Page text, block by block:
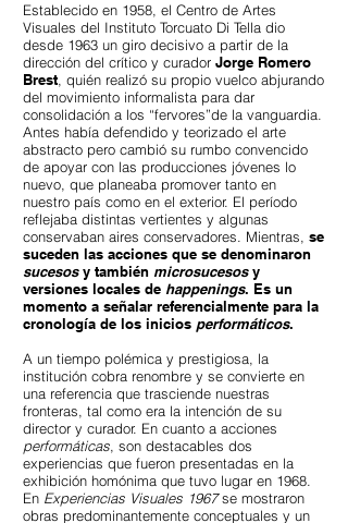
Establecido en 1958, el Centro de Artes
Visuales del Instituto Torcuato Di Tella dio
desde 1963 un giro decisivo a partir de la
dirección del crítico y curador Jorge Romero
Brest, quién realizó su propio vuelco abjurando
del movimiento informalista para dar
consolidación a los “fervores”de la vanguardia.
Antes había defendido y teorizado el arte
abstracto pero cambió su rumbo convencido
de apoyar con las producciones jóvenes lo
nuevo, que planeaba promover tanto en
nuestro país como en el exterior. El período
reflejaba distintas vertientes y algunas
conservaban aires conservadores. Mientras, se
suceden las acciones que se denominaron
sucesosy también microsucesosy
versiones locales de happenings. Es un
momento a señalar referencialmente para la
cronología de los inicios performáticos.
A un tiempo polémica y prestigiosa, la
institución cobra renombre y se convierte en
una referencia que trasciende nuestras
fronteras, tal como era la intención de su
director y curador. En cuanto a acciones
performáticas, son destacables dos
experiencias que fueron presentadas en la
exhibición homónima que tuvo lugar en 1968.
En Experiencias Visuales 1967se mostraron
obras predominantemente conceptuales y un